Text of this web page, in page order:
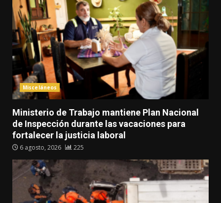
Misceláneos
Ministerio de Trabajo mantiene Plan Nacional
de Inspección durante las vacaciones para
fortalecer la justicia laboral
6 agosto, 2026 225